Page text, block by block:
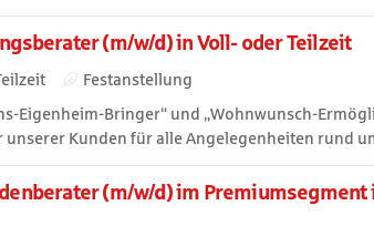
(m/w/d) in Voll- oder Teilzeit
Festanstellung
Eigenheim-Bringer“ und „Wohnwunsch-
Kunden für alle Angelegenheiten rund
(m/w/d) im Premiumsegment